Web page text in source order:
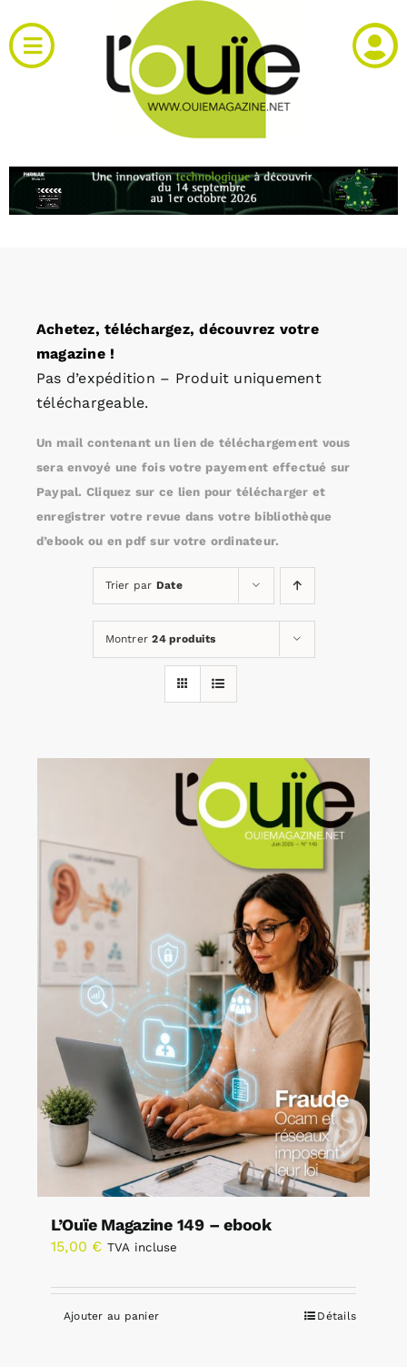
au
contenu
Toggle
Navigation
RH et emploi
Agenda
Kiosque
Annonces emploi
Achetez, téléchargez, découvrez votre
magazine !
Pas d’expédition – Produit uniquement
téléchargeable.
Un mail contenant un lien de téléchargement vous
sera envoyé une fois votre payement effectué sur
Paypal. Cliquez sur ce lien pour télécharger et
enregistrer votre revue dans votre bibliothèque
d’ebook ou en pdf sur votre ordinateur.
Trier par Date
Montrer24 produits
L’Ouïe Magazine 149 – ebook
15,00 € TVA incluse
Ajouter au panier Détails